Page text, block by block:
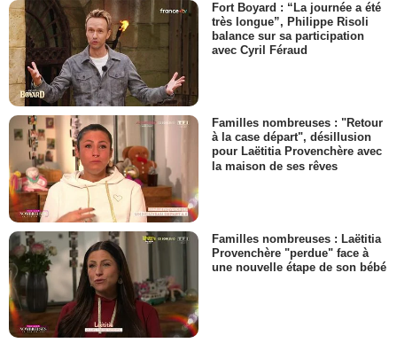
Fort Boyard : “La journée a été
très longue”, Philippe Risoli
balance sur sa participation
avec Cyril Féraud
Familles nombreuses : "Retour
à la case départ", désillusion
pour Laëtitia Provenchère avec
la maison de ses rêves
Familles nombreuses : Laëtitia
Provenchère "perdue" face à
une nouvelle étape de son bébé